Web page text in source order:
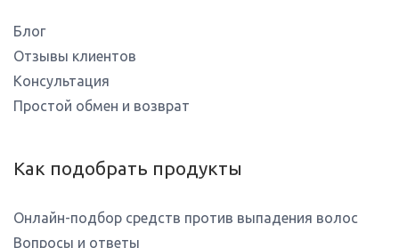
Блог
Отзывы клиентов
Консультация
Простой обмен и возврат
Как подобрать продукты
Онлайн-подбор средств против выпадения волос
Вопросы и ответы